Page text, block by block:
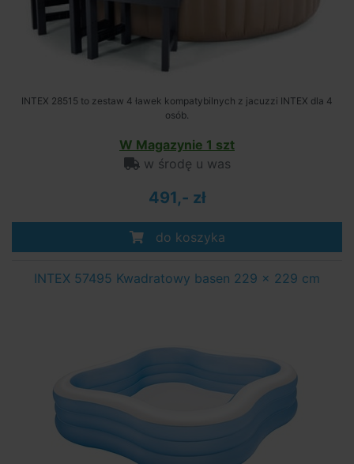
INTEX 28515 to zestaw 4 ławek kompatybilnych z jacuzzi INTEX dla 4
osób.
W Magazynie 1 szt
w środę u was
491,- zł
do koszyka
INTEX 57495 Kwadratowy basen 229 x 229 cm